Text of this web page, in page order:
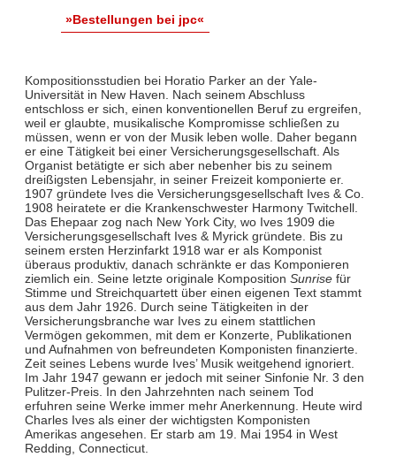
»Bestellungen bei jpc«
Kompositionsstudien bei Horatio Parker an der Yale-
Universität in New Haven. Nach seinem Abschluss
entschloss er sich, einen konventionellen Beruf zu ergreifen,
weil er glaubte, musikalische Kompromisse schließen zu
müssen, wenn er von der Musik leben wolle. Daher begann
er eine Tätigkeit bei einer Versicherungsgesellschaft. Als
Organist betätigte er sich aber nebenher bis zu seinem
dreißigsten Lebensjahr, in seiner Freizeit komponierte er.
1907 gründete Ives die Versicherungsgesellschaft Ives & Co.
1908 heiratete er die Krankenschwester Harmony Twitchell.
Das Ehepaar zog nach New York City, wo Ives 1909 die
Versicherungsgesellschaft Ives & Myrick gründete. Bis zu
seinem ersten Herzinfarkt 1918 war er als Komponist
überaus produktiv, danach schränkte er das Komponieren
ziemlich ein. Seine letzte originale Komposition Sunrisefür
Stimme und Streichquartett über einen eigenen Text stammt
aus dem Jahr 1926. Durch seine Tätigkeiten in der
Versicherungsbranche war Ives zu einem stattlichen
Vermögen gekommen, mit dem er Konzerte, Publikationen
und Aufnahmen von befreundeten Komponisten finanzierte.
Zeit seines Lebens wurde Ives’ Musik weitgehend ignoriert.
Im Jahr 1947 gewann er jedoch mit seiner Sinfonie Nr. 3 den
Pulitzer-Preis. In den Jahrzehnten nach seinem Tod
erfuhren seine Werke immer mehr Anerkennung. Heute wird
Charles Ives als einer der wichtigsten Komponisten
Amerikas angesehen. Er starb am 19. Mai 1954 in West
Redding, Connecticut.